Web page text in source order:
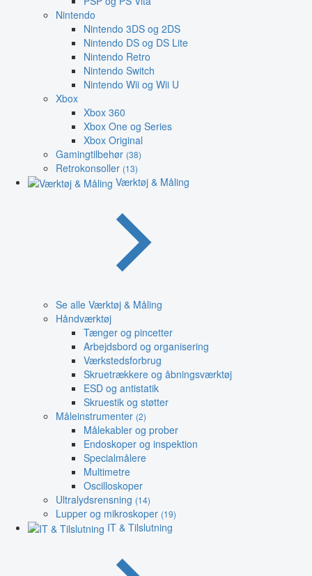
Nintendo
Nintendo 3DS og 2DS
Nintendo DS og DS Lite
Nintendo Retro
Nintendo Switch
Nintendo Wii og Wii U
Xbox
Xbox 360
Xbox One og Series
Xbox Original
Gamingtilbehør (38)
Retrokonsoller (13)
Værktøj & Måling
Se alle Værktøj & Måling
Håndværktøj
Tænger og pincetter
Arbejdsbord og organisering
Værkstedsforbrug
Skruetrækkere og åbningsværktøj
ESD og antistatik
Skruestik og støtter
Måleinstrumenter (2)
Målekabler og prober
Endoskoper og inspektion
Specialmålere
Multimetre
Oscilloskoper
Ultralydsrensning (14)
Lupper og mikroskoper (19)
IT & Tilslutning